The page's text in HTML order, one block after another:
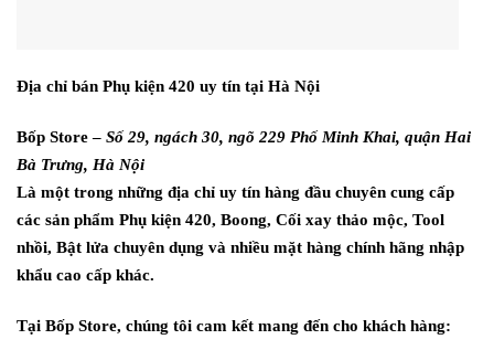
Địa chỉ bán Phụ kiện 420 uy tín tại Hà Nội
Bốp Store – Số 29, ngách 30, ngõ 229 Phố Minh Khai, quận Hai
Bà Trưng, Hà Nội
Là một trong những địa chỉ uy tín hàng đầu chuyên cung cấp
các sản phẩm Phụ kiện 420, Boong, Cối xay thảo mộc, Tool
nhồi, Bật lửa chuyên dụng và nhiều mặt hàng chính hãng nhập
khẩu cao cấp khác.
Tại Bốp Store, chúng tôi cam kết mang đến cho khách hàng: